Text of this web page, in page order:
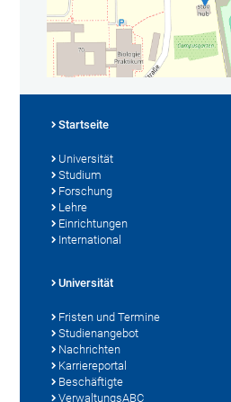
Startseite
Universität
Studium
Forschung
Lehre
Einrichtungen
International
Universität
Fristen und Termine
Studienangebot
Nachrichten
Karriereportal
Beschäftigte
VerwaltungsABC